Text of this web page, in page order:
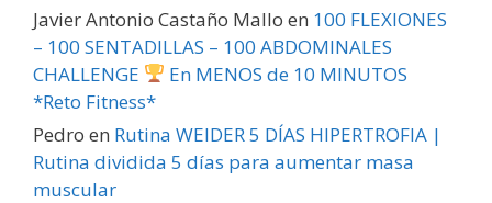
Javier Antonio Castaño Mallo en 100 FLEXIONES
– 100 SENTADILLAS – 100 ABDOMINALES
CHALLENGE
En MENOS de 10 MINUTOS
*Reto Fitness*
Pedro en Rutina WEIDER 5 DÍAS HIPERTROFIA |
Rutina dividida 5 días para aumentar masa
muscular